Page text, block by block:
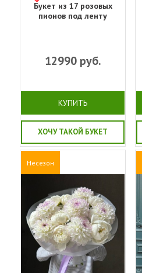
Букет из 17 розовых
пионов под ленту
12990руб.
КУПИТЬ
ХОЧУ ТАКОЙ БУКЕТ
Несезон